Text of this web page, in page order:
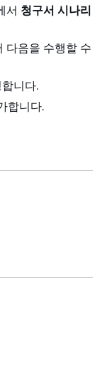
서 청구서 시나리
다음을 수행할 수
니다.
합니다.